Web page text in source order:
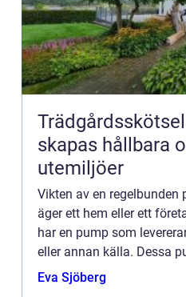
Trädgårdsskötsel
skapas hållbara
utemiljöer
Vikten av en regelbunden
äger ett hem eller ett
har en pump som
eller annan källa. Dessa
din egendom, och det är
Eva Sjöberg